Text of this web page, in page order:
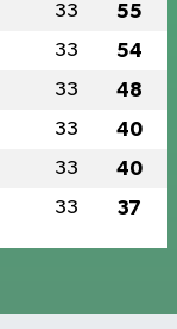
33 55
33 54
33 48
33 40
33 40
33 37